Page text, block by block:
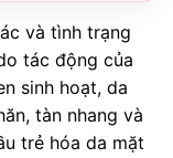
và tình trạng
tác động của
sinh hoạt, da
tàn nhang và
trẻ hóa da mặt